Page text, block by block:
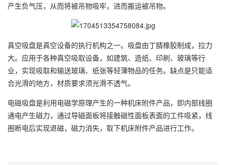
产生负气压，从而将被吊物吸牢，进而搬运被吊物。
真空吸盘是真空设备的执行机构之一。吸盘由丁腈橡胶制成，拉力
大。应用于各种真空吸取设备，如建筑、造纸、印刷、玻璃等行
业，实现吸取和输送玻璃、纸张等轻薄物品的任务。缺点是只能适
合光滑的地方，材质要求须光滑不透气。
电磁吸盘是利用电磁学原理产生的一种机床附件产品，即内部线圈
通电产生磁力，通过导磁面板将接触磁性面板表面的工件吸紧，线
圈断电后实现退磁，磁力消失，取下机床附件产品进行工作。